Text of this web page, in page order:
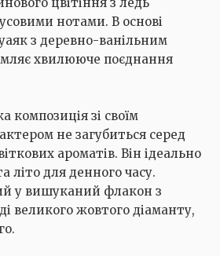
нотами. В основі
з деревно-ванільним
хвилююче поєднання
композиція зі своїм
не загубиться серед
ароматів. Він ідеально
літо для денного часу.
у вишуканий флакон з
великого жовтого діаманту,